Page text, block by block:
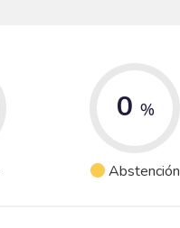
0 %
Abstención